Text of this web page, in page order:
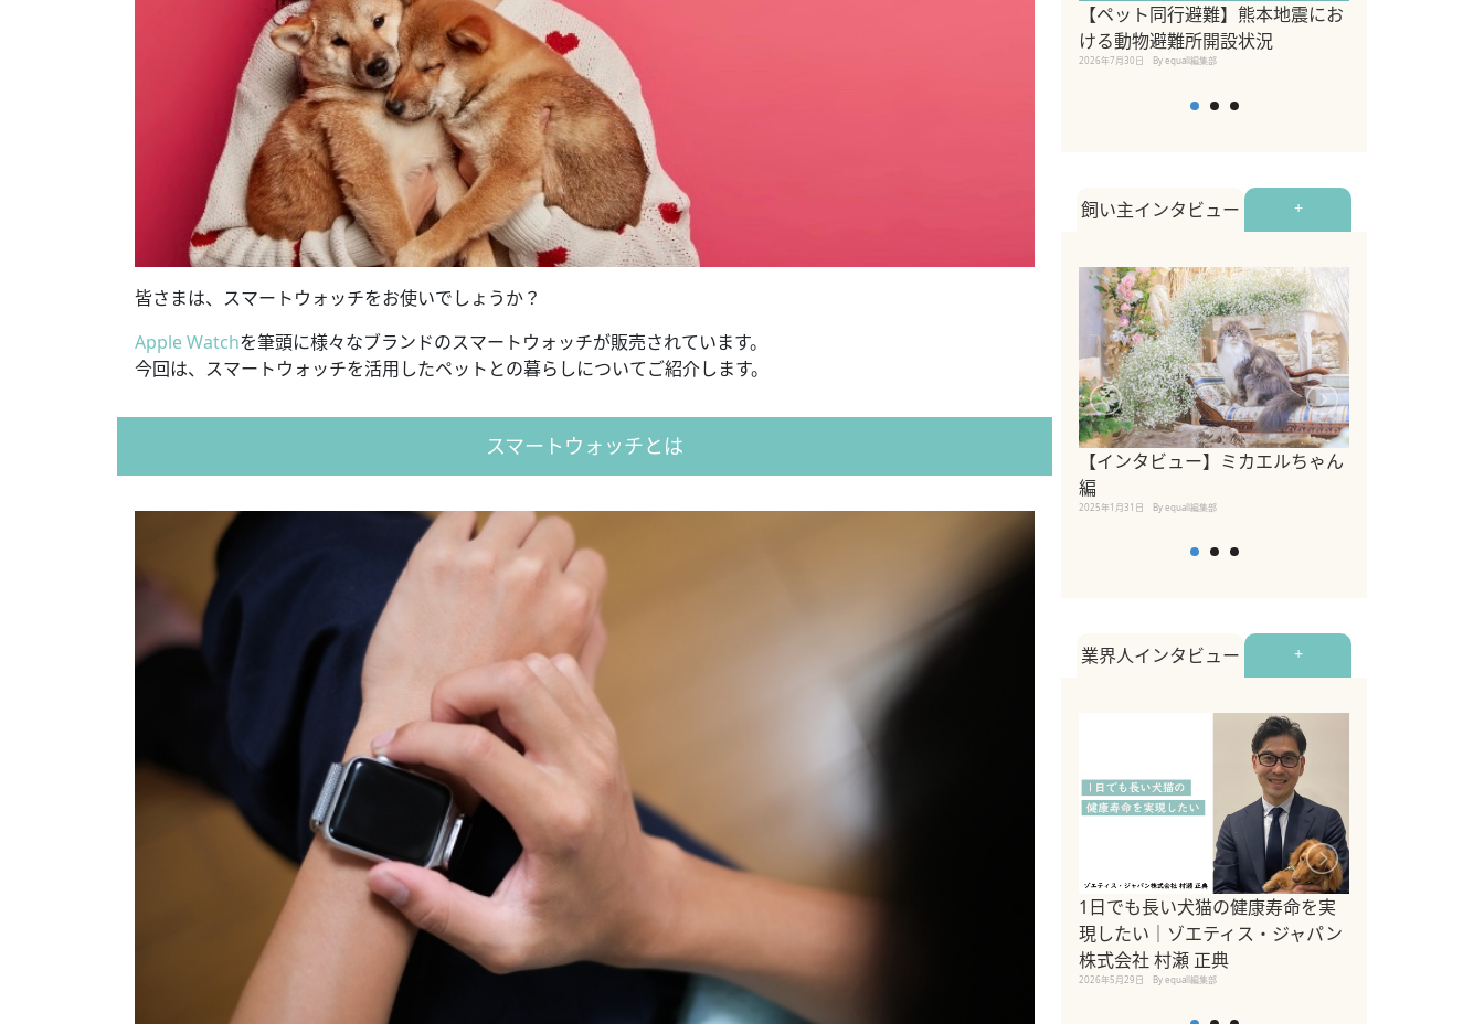
皆さまは、スマートウォッチをお使いでしょうか？
Apple Watchを筆頭に様々なブランドのスマートウォッチが販売されています。
今回は、スマートウォッチを活用したペットとの暮らしについてご紹介します。
スマートウォッチとは
【ペット同行避難】熊本地震にお
ける動物避難所開設状況
2026年7月30日 By equall編集部
飼い主インタビュー +
【インタビュー】ミカエルちゃん
編
2025年1月31日 By equall編集部
業界人インタビュー +
1日でも長い犬猫の健康寿命を実
現したい｜ゾエティス・ジャパン
株式会社 村瀬 正典
2026年5月29日 By equall編集部